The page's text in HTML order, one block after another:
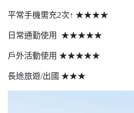
平常手機需充2次↑ ★★★★
日常通勤使用 ★★★★★
戶外活動使用 ★★★★★
長途旅遊/出國 ★★★